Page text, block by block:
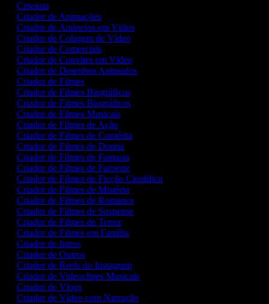
Cineasta
Criador de Animações
Criador de Anúncios em Vídeo
Criador de Colagem de Vídeo
Criador de Comerciais
Criador de Convites em Vídeo
Criador de Desenhos Animados
Criador de Filmes
Criador de Filmes Biográficos
Criador de Filmes Biográficos
Criador de Filmes Musicais
Criador de Filmes de Ação
Criador de Filmes de Comédia
Criador de Filmes de Drama
Criador de Filmes de Fantasia
Criador de Filmes de Faroeste
Criador de Filmes de Ficção Científica
Criador de Filmes de Mistério
Criador de Filmes de Romance
Criador de Filmes de Suspense
Criador de Filmes de Terror
Criador de Filmes em Família
Criador de Intros
Criador de Outros
Criador de Reels do Instagram
Criador de Videoclipes Musicais
Criador de Vlogs
Criador de Vídeo com Narração